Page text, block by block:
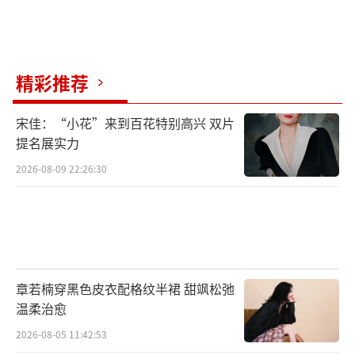
亲”，而上海人的胡歌则直言“川渝沪一家
亲！”。现场轻松安逸的氛围，也与电影《走
走停停》所展现的松弛感不谋而合。有观众分
享道，以前看川渝风格的电影更多是悬疑犯罪
题材，第一次看到表现川渝人松弛精神状态的
影片中吴迪一家的欢笑与真情、妈妈的细
腻和温柔，以及“脆皮青年”吴迪在生活中虽
面临现实压力止步不前，却依然松弛积极乐观
的心态，都让观众们深感共鸣。现场大家时而
精彩推荐
宋佳：“小花”来到百花特别高兴 双片
提名展实力
2026-08-09 22:26:30
章若楠穿黑色皮衣配格纹半裙 甜飒松弛
温柔治愈
2026-08-05 11:42:53